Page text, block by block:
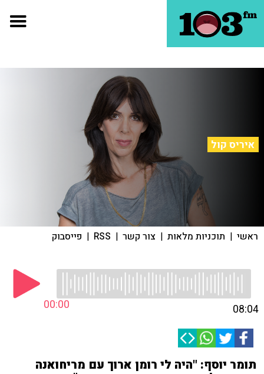
איריס קול
ראשי | תוכניות מלאות | צור קשר |
RSS
| פייסבוק
00:00 08:04
תומר יוסף: "היה לי רומן ארוך עם מריחואנה